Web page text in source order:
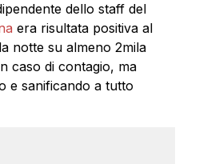
dello staff del
era risultata positiva al
notte su almeno 2mila
caso di contagio, ma
e sanificando a tutto